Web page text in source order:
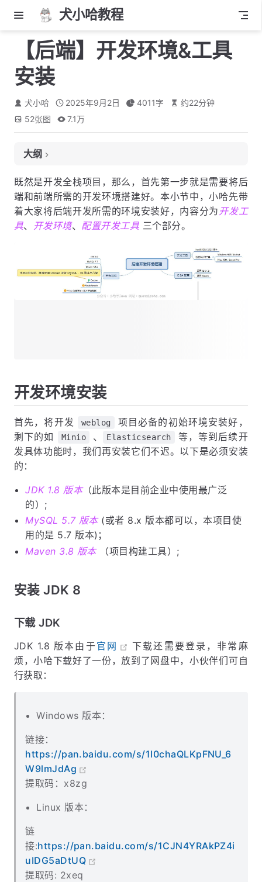
犬小哈教程
【后端】开发环境&工具
安装
犬小哈 2025年9月2日 4011字 约22分钟
52张图 7.1万
大纲
开发环境安装
安装 JDK 8
安装 Docker
开发工具准备
既然是开发全栈项目，那么，首先第一步就是需要将后
端和前端所需的开发环境搭建好。本小节中，小哈先带
着大家将后端开发所需的环境安装好，内容分为 开发工
具、 开发环境、 配置开发工具 三个部分。
开发环境安装
首先，将开发 weblog
项目必备的初始环境安装好，
剩下的如
Minio 、 Elasticsearch
等，等到后续开
发具体功能时，我们再安装它们不迟。以下是必须安装
的：
JDK 1.8 版本（此版本是目前企业中使用最广泛
的）;
MySQL 5.7 版本(或者 8.x 版本都可以，本项目使
用的是 5.7 版本)；
Maven 3.8 版本（项目构建工具）;
安装 JDK 8
下载 JDK
JDK 1.8 版本由于官网
下载还需要登录，非常麻
烦，小哈下载好了一份，放到了网盘中，小伙伴们可自
行获取：
Windows 版本：
链接：
https://pan.baidu.com/s/1I0chaQLKpFNU_6
W9lmJdAg
提取码：x8zg
Linux 版本：
链
接:https://pan.baidu.com/s/1CJN4YRAkPZ4i
uIDG5aDtUQ
提取码: 2xeq